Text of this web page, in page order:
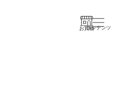
お買物コンテンツ